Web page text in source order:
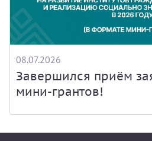
08.07.2026
Завершился приём
мини-грантов!